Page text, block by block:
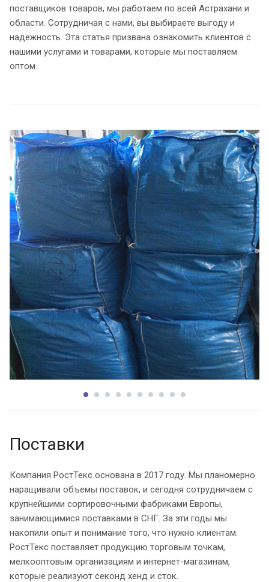
поставщиков товаров, мы работаем по всей Астрахани и
области. Сотрудничая с нами, вы выбираете выгоду и
надежность. Эта статья призвана ознакомить клиентов с
нашими услугами и товарами, которые мы поставляем
оптом.
Поставки
Компания РостТекс основана в 2017 году. Мы планомерно
наращивали объемы поставок, и сегодня сотрудничаем с
крупнейшими сортировочными фабриками Европы,
занимающимися поставками в СНГ. За эти годы мы
накопили опыт и понимание того, что нужно клиентам.
РостТекс поставляет продукцию торговым точкам,
мелкооптовым организациям и интернет-магазинам,
которые реализуют секонд хенд и сток.